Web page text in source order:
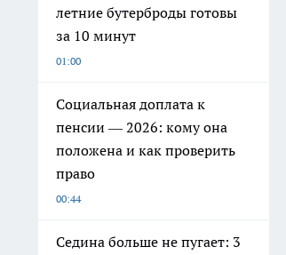
летние бутерброды готовы
за 10 минут
01:00
Социальная доплата к
пенсии — 2026: кому она
положена и как проверить
право
00:44
Седина больше не пугает: 3